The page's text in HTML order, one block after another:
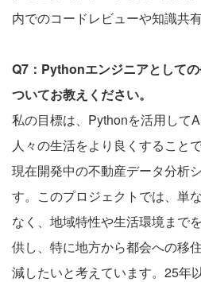
内でのコードレビューや知識共
Q7：Pythonエンジニアとして
ついてお教えください。
私の目標は、Pythonを活用して
人々の生活をより良くすることで
現在開発中の不動産データ分析
す。このプロジェクトでは、単
なく、地域特性や生活環境まで
供し、特に地方から都会への移
減したいと考えています。25年